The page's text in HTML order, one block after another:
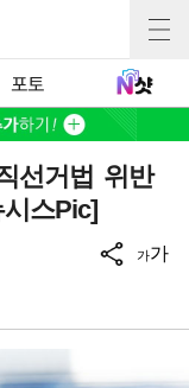
포토
선거법 위반
스Pic]
가가